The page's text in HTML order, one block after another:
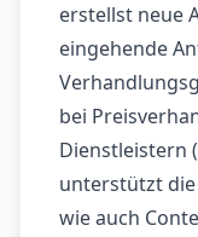
erstellst neue
eingehende
bei
Dienstleistern
unterstützt
wie auch